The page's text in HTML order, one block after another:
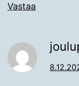
Vastaa